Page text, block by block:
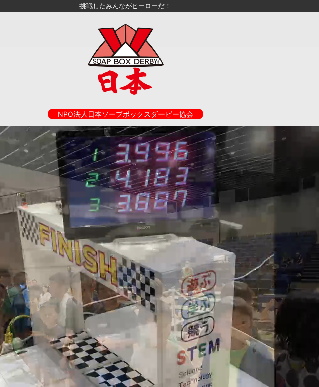
挑戦したみんながヒーローだ！
NPO法人日本ソープボックスダービー協会